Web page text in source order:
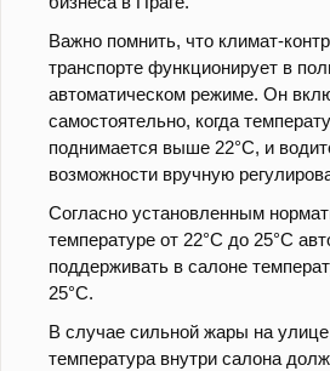
Важно помнить, что климат-
транспорте функционирует в
автоматическом режиме. Он
самостоятельно, когда
поднимается выше 22°C, и
возможности вручную
Согласно установленным
температуре от 22°C до 25°C
поддерживать в салоне
25°C.
В случае сильной жары на
температура внутри салона